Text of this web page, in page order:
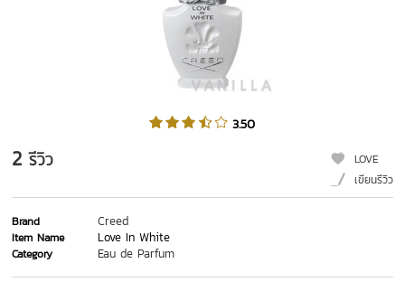
3.50
2 รีวิว
LOVE
เขียนรีวิว
Brand Creed
Item Name Love In White
Category Eau de Parfum